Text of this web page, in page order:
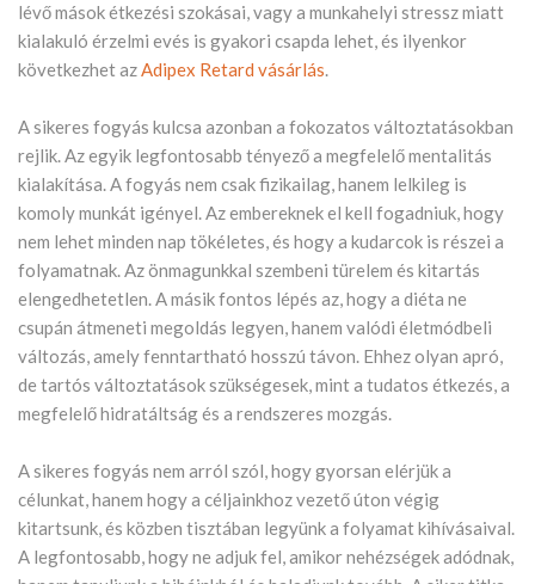
lévő mások étkezési szokásai, vagy a munkahelyi stressz miatt
kialakuló érzelmi evés is gyakori csapda lehet, és ilyenkor
következhet azAdipex Retard vásárlás.
A sikeres fogyás kulcsa azonban a fokozatos változtatásokban
rejlik. Az egyik legfontosabb tényező a megfelelő mentalitás
kialakítása. A fogyás nem csak fizikailag, hanem lelkileg is
komoly munkát igényel. Az embereknek el kell fogadniuk, hogy
nem lehet minden nap tökéletes, és hogy a kudarcok is részei a
folyamatnak. Az önmagunkkal szembeni türelem és kitartás
elengedhetetlen. A másik fontos lépés az, hogy a diéta ne
csupán átmeneti megoldás legyen, hanem valódi életmódbeli
változás, amely fenntartható hosszú távon. Ehhez olyan apró,
de tartós változtatások szükségesek, mint a tudatos étkezés, a
megfelelő hidratáltság és a rendszeres mozgás.
A sikeres fogyás nem arról szól, hogy gyorsan elérjük a
célunkat, hanem hogy a céljainkhoz vezető úton végig
kitartsunk, és közben tisztában legyünk a folyamat kihívásaival.
A legfontosabb, hogy ne adjuk fel, amikor nehézségek adódnak,